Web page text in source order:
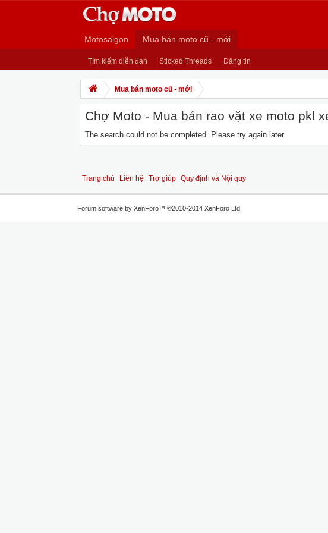
Motosaigon Mua bán moto cũ - mới
Tìm kiếm diễn đàn Sticked Threads Đăng tin
Mua bán moto cũ - mới
Chợ Moto - Mua bán rao vặt xe moto pkl
The search could not be completed. Please try again later.
Trang chủ Liên hệ Trợ giúp Quy định và Nội quy
Forum software by XenForo™ ©2010-2014 XenForo Ltd.